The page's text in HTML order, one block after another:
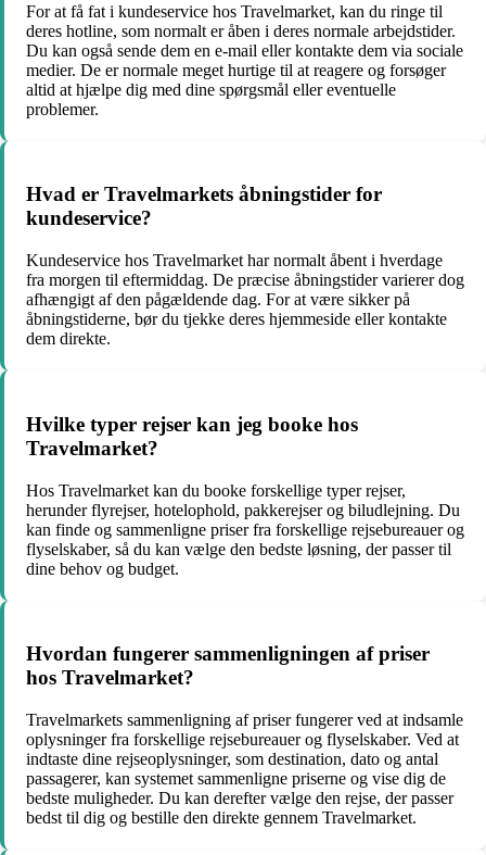
For at få fat i kundeservice hos Travelmarket, kan du ringe til
deres hotline, som normalt er åben i deres normale arbejdstider.
Du kan også sende dem en e-mail eller kontakte dem via sociale
medier. De er normale meget hurtige til at reagere og forsøger
altid at hjælpe dig med dine spørgsmål eller eventuelle
problemer.
Hvad er Travelmarkets åbningstider for
kundeservice?
Kundeservice hos Travelmarket har normalt åbent i hverdage
fra morgen til eftermiddag. De præcise åbningstider varierer dog
afhængigt af den pågældende dag. For at være sikker på
åbningstiderne, bør du tjekke deres hjemmeside eller kontakte
dem direkte.
Hvilke typer rejser kan jeg booke hos
Travelmarket?
Hos Travelmarket kan du booke forskellige typer rejser,
herunder flyrejser, hotelophold, pakkerejser og biludlejning. Du
kan finde og sammenligne priser fra forskellige rejsebureauer og
flyselskaber, så du kan vælge den bedste løsning, der passer til
dine behov og budget.
Hvordan fungerer sammenligningen af priser
hos Travelmarket?
Travelmarkets sammenligning af priser fungerer ved at indsamle
oplysninger fra forskellige rejsebureauer og flyselskaber. Ved at
indtaste dine rejseoplysninger, som destination, dato og antal
passagerer, kan systemet sammenligne priserne og vise dig de
bedste muligheder. Du kan derefter vælge den rejse, der passer
bedst til dig og bestille den direkte gennem Travelmarket.